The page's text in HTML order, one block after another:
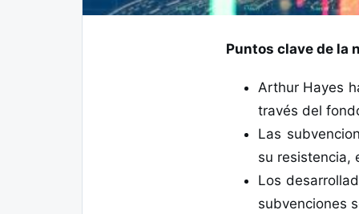
Puntos clave de la
Arthur Hayes
través del
Las
su resistencia,
Los
subvenciones